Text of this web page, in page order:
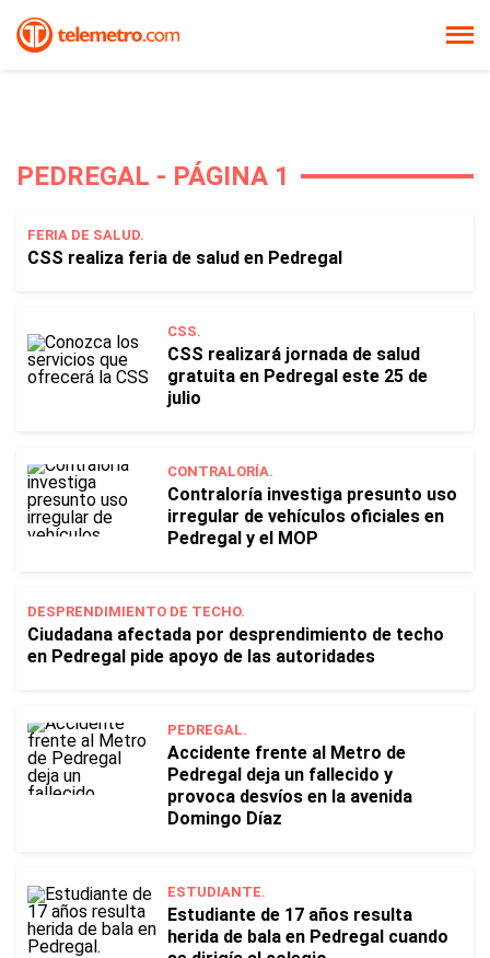
PEDREGAL - PÁGINA 1
FERIA DE SALUD.
CSS realiza feria de salud en Pedregal
CSS.
CSS realizará jornada de salud
gratuita en Pedregal este 25 de
julio
CONTRALORÍA.
Contraloría investiga presunto uso
irregular de vehículos oficiales en
Pedregal y el MOP
DESPRENDIMIENTO DE TECHO.
Ciudadana afectada por desprendimiento de techo
en Pedregal pide apoyo de las autoridades
PEDREGAL.
Accidente frente al Metro de
Pedregal deja un fallecido y
provoca desvíos en la avenida
Domingo Díaz
ESTUDIANTE.
Estudiante de 17 años resulta
herida de bala en Pedregal cuando